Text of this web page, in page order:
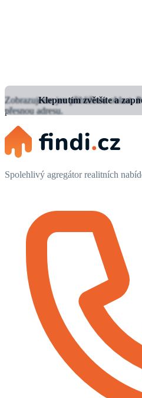
Klepnutím zvětšíte a
Zobrazujeme jen přibližnou oblast.
přesnou adresu.
Spolehlivý agregátor realitních